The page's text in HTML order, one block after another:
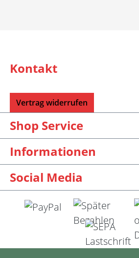
Kontakt
Vertrag widerrufen
Shop Service
Informationen
Social Media